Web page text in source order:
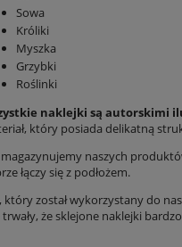
Sowa
Króliki
Myszka
Grzybki
Roślinki
naklejki są autorskimi
który posiada delikatną
naszych
łączy się z podłożem.
który został wykorzystany do
że sklejone naklejki